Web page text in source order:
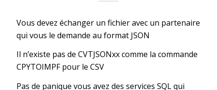
Vous devez échanger un fichier avec un partenaire
qui vous le demande au format JSON
Il n’existe pas de CVTJSONxx comme la commande
CPYTOIMPF pour le CSV
Pas de panique vous avez des services SQL qui